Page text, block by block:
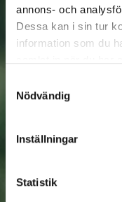
annons- och
Dessa kan i sin tur
information som du
Nödvändig
Inställningar
Statistik